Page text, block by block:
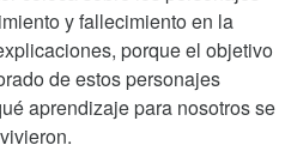
y fallecimiento en la
porque el objetivo
de estos personajes
aprendizaje para nosotros se